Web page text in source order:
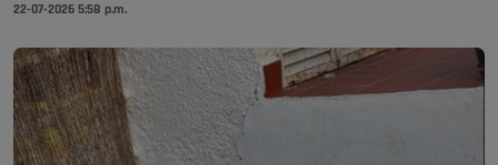
22-07-2026 5:58 p.m.